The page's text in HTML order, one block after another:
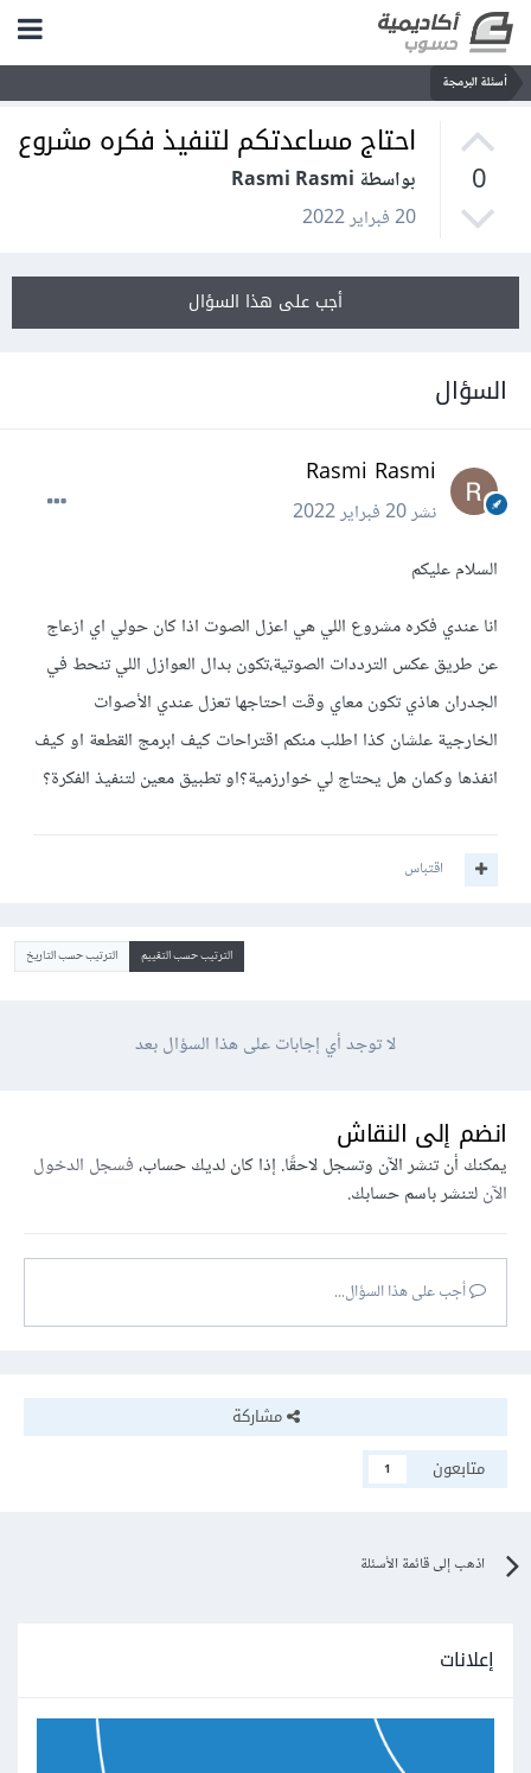
أسئلة البرمجة
0
احتاج مساعدتكم لتنفيذ فكره مشروع
بواسطة Rasmi Rasmi
20 فبراير 2022
أجب على هذا السؤال
السؤال
Rasmi Rasmi
نشر20 فبراير 2022
السلام عليكم
انا عندي فكره مشروع اللي هي اعزل الصوت اذا كان حولي اي ازعاج
عن طريق عكس الترددات الصوتية،تكون بدال العوازل اللي تنحط في
الجدران هاذي تكون معاي وقت احتاجها تعزل عندي الأصوات
الخارجية علشان كذا اطلب منكم اقتراحات كيف ابرمج القطعة او كيف
انفذها وكمان هل يحتاج لي خوارزمية؟او تطبيق معين لتنفيذ الفكرة؟
اقتباس
الترتيب حسب التقييم الترتيب حسب التاريخ
لا توجد أي إجابات على هذا السؤال بعد
انضم إلى النقاش
يمكنك أن تنشر الآن وتسجل لاحقًا. إذا كان لديك حساب،فسجل الدخول
الآنلتنشر باسم حسابك.
أجب على هذا السؤال...
مشاركة
متابعون
1
اذهب إلى قائمة الأسئلة
إعلانات